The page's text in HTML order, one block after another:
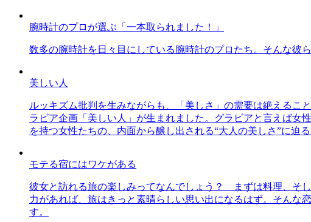
腕時計のプロが選ぶ「一本取られました！」
数多の腕時計を日々目にしている腕時計のプロたち。そんな彼
美しい人
ルッキズム批判を生みながらも、「美しさ」の需要は絶えるこ
ラビア企画「美しい人」が生まれました。グラビアと言えば女
を持つ女性たちの、内面から醸し出される“大人の美しさ”に迫
モテる宿にはワケがある
彼女と訪れる旅の楽しみってなんでしょう？ まずは料理、そ
力があれば、旅はきっと素晴らしい思い出になるはず。そんな
す。